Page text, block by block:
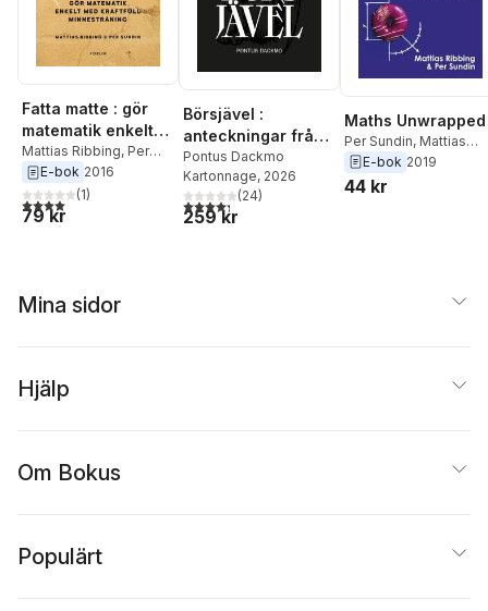
Fatta matte : gör
matematik enkelt
med kraftfull
minnesträning
Mattias Ribbing, Per
Sundin
E-bok 2016
4,0utav 5 stjärnor. Totalt antal röster:
(1)
79 kr
Börsjävel :
anteckningar från
aktiemarknaden
Pontus Dackmo
Kartonnage, 2026
4,3utav 5 stjärnor. Totalt antal röster:
(24)
259 kr
Maths Unwrapped
Per Sundin, Mattias
Ribbing
E-bok 2019
44 kr
Mina sidor
Hjälp
Om Bokus
Populärt